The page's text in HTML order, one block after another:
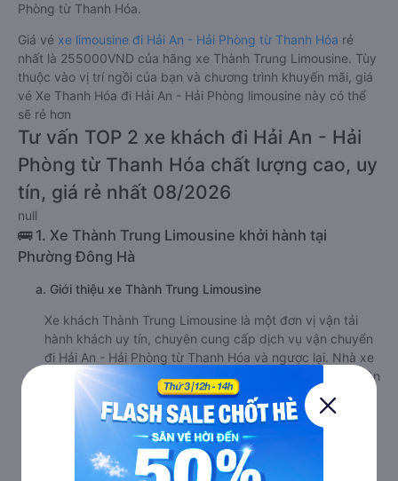
Phòng từ Thanh Hóa.
Giá vé xe limousine đi Hải An - Hải Phòng từ Thanh Hóa rẻ
nhất là 255000VND của hãng xe Thành Trung Limousine. Tùy
thuộc vào vị trí ngồi của bạn và chương trình khuyến mãi, giá
vé Xe Thanh Hóa đi Hải An - Hải Phòng limousine này có thể
sẽ rẻ hơn
Tư vấn TOP 2 xe khách đi Hải An - Hải
Phòng từ Thanh Hóa chất lượng cao, uy
tín, giá rẻ nhất 08/2026
null
🚌 1. Xe Thành Trung Limousine khởi hành tại
Phường Đông Hà
a. Giới thiệu xe Thành Trung Limousine
Xe khách Thành Trung Limousine là một đơn vị vận tải
hành khách uy tín, chuyên cung cấp dịch vụ vận chuyển
đi Hải An - Hải Phòng từ Thanh Hóa và ngược lại. Nhà xe
được trang bị đầy đủ tiện nghi hiện đại, đội ngũ nhân viên
nhiệt tình, tài xế giàu kinh nghiệm. Chính vì vậy, Thành
Trung Limousine được đông đảo khách hàng tin tưởng
lựa chọn.
b. Hình ảnh xe Thành Trung Limousine